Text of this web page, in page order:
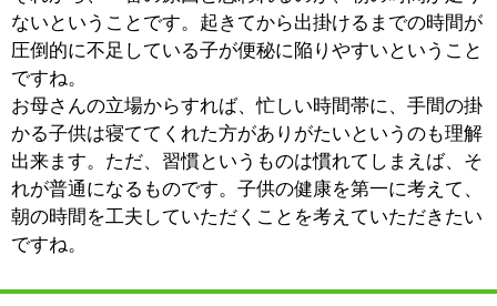
江戸川区時間 江東区時間 墨田区時間
©